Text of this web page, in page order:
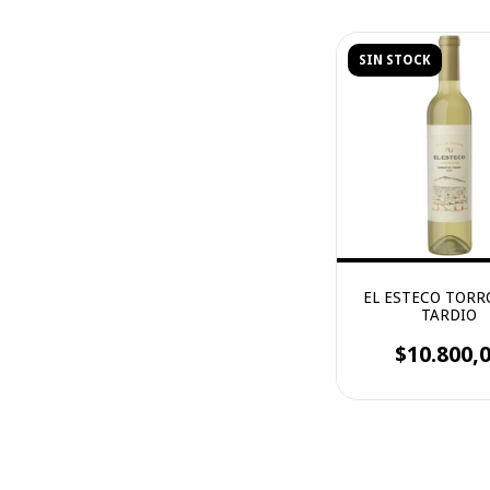
SIN STOCK
EL ESTECO
TARDIO